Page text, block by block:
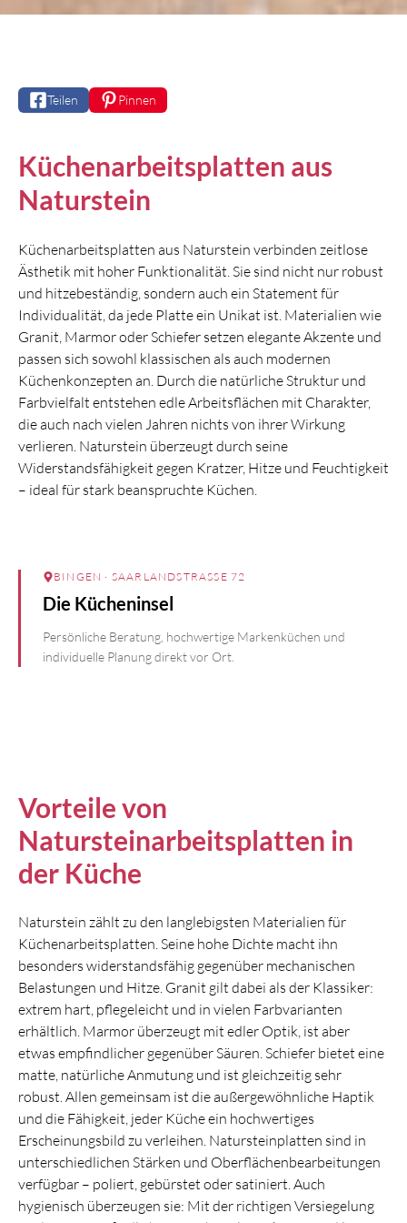
Teilen Pinnen
Küchenarbeitsplatten aus
Naturstein
Küchenarbeitsplatten aus Naturstein verbinden zeitlose
Ästhetik mit hoher Funktionalität. Sie sind nicht nur robust
und hitzebeständig, sondern auch ein Statement für
Individualität, da jede Platte ein Unikat ist. Materialien wie
Granit, Marmor oder Schiefer setzen elegante Akzente und
passen sich sowohl klassischen als auch modernen
Küchenkonzepten an. Durch die natürliche Struktur und
Farbvielfalt entstehen edle Arbeitsflächen mit Charakter,
die auch nach vielen Jahren nichts von ihrer Wirkung
verlieren. Naturstein überzeugt durch seine
Widerstandsfähigkeit gegen Kratzer, Hitze und Feuchtigkeit
– ideal für stark beanspruchte Küchen.
BINGEN · SAARLANDSTRASSE 72
Die Kücheninsel
Persönliche Beratung, hochwertige Markenküchen und
individuelle Planung direkt vor Ort.
Vorteile von
Natursteinarbeitsplatten in
der Küche
Naturstein zählt zu den langlebigsten Materialien für
Küchenarbeitsplatten. Seine hohe Dichte macht ihn
besonders widerstandsfähig gegenüber mechanischen
Belastungen und Hitze. Granit gilt dabei als der Klassiker:
extrem hart, pflegeleicht und in vielen Farbvarianten
erhältlich. Marmor überzeugt mit edler Optik, ist aber
etwas empfindlicher gegenüber Säuren. Schiefer bietet eine
matte, natürliche Anmutung und ist gleichzeitig sehr
robust. Allen gemeinsam ist die außergewöhnliche Haptik
und die Fähigkeit, jeder Küche ein hochwertiges
Erscheinungsbild zu verleihen. Natursteinplatten sind in
unterschiedlichen Stärken und Oberflächenbearbeitungen
verfügbar – poliert, gebürstet oder satiniert. Auch
hygienisch überzeugen sie: Mit der richtigen Versiegelung